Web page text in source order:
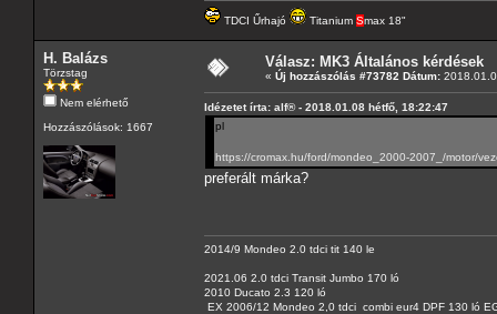
TDCI Űrhajó Titanium Smax 18"
H. Balázs
Törzstag
Nem elérhető
Hozzászólások: 1667
Válasz: MK3 Általános kérdések
« Új hozzászólás #73782 Dátum:
Idézetet írta: alf® - 2018.01.08 hétfő, 18:22:47
pl
https://cromax.hu/ford/mondeo_2000-2007_/motor/
preferált márka?
2014/9 Mondeo 2.0 tdci tit 140 le
2021.06 2.0 tdci Transit Jumbo 170 ló
2010 Ducato 2.3 120 ló
EX 2006/12 Mondeo 2,0 tdci combi eur4 DPF 130 ló